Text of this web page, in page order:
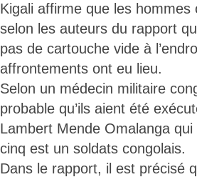
Kigali affirme que les
selon les auteurs du rapport
pas de cartouche vide à
affrontements ont eu lieu.
Selon un médecin militaire
probable qu’ils aient été
Lambert Mende Omalanga
cinq est un soldats congolais.
Dans le rapport, il est précisé